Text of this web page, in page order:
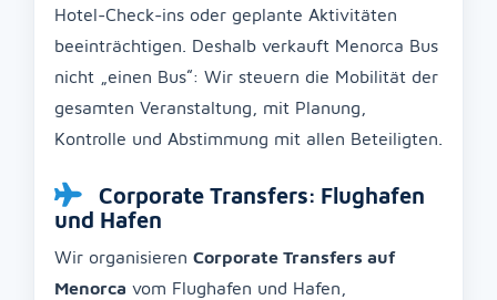
Hotel-Check-ins oder geplante Aktivitäten
beeinträchtigen. Deshalb verkauft Menorca Bus
nicht „einen Bus“: Wir steuern die Mobilität der
gesamten Veranstaltung, mit Planung,
Kontrolle und Abstimmung mit allen Beteiligten.
Corporate Transfers: Flughafen
und Hafen
Wir organisieren Corporate Transfers auf
Menorca vom Flughafen und Hafen,